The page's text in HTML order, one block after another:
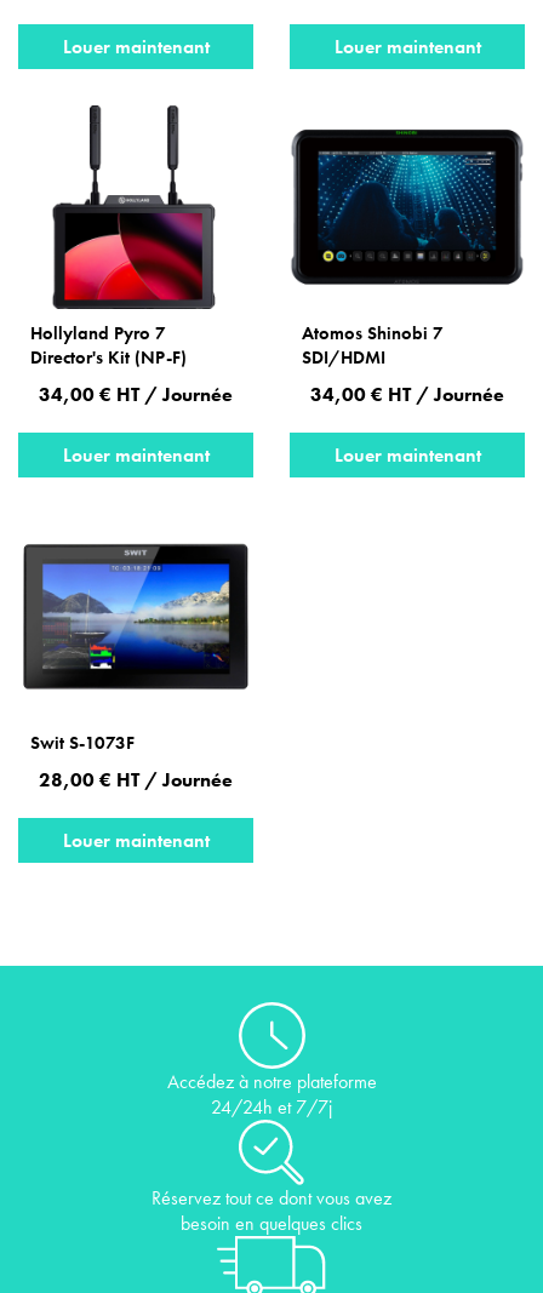
Louer maintenant Louer maintenant
Hollyland Pyro 7
Director's Kit (NP-F)
34,00 € HT / Journée
Louer maintenant
Atomos Shinobi 7
SDI/HDMI
34,00 € HT / Journée
Louer maintenant
Swit S-1073F
28,00 € HT / Journée
Louer maintenant
Accédez à notre plateforme
24/24h et 7/7j
Réservez tout ce dont vous avez
besoin en quelques clics